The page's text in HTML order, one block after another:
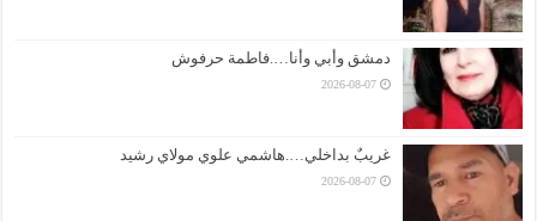
دمشق وأبي وأنا….فاطمة حرفوش
2026-08-07
غريبٌ بداخلي….هاشمي علوي مولاي رشيد
2026-08-07